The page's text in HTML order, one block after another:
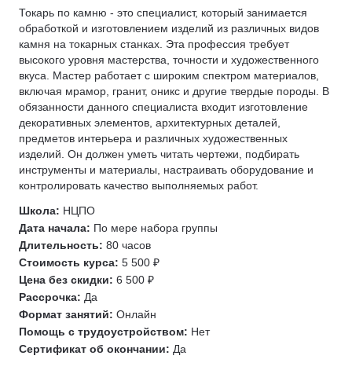
Технолог швейного производства
Социальная работа
Товароведение
Столярное дело
Сестринское дело
Холодильное оборудование
Водитель погрузчика
Портной
Полиграфолог
Сантехник
Электромеханик по лифтам
Слаботочные системы
Крановщик
ДОПОГ (ADR)
Кинолог
Архивное дело
Администратор салона красоты
Администратор спортивной организации
Гостиничный бизнес
Административно-хозяйственная деятельность (АХД)
Управление поставками
Управление безопасностью
Токарь по камню - это специалист, который занимается
обработкой и изготовлением изделий из различных видов
камня на токарных станках. Эта профессия требует
высокого уровня мастерства, точности и художественного
вкуса. Мастер работает с широким спектром материалов,
включая мрамор, гранит, оникс и другие твердые породы. В
обязанности данного специалиста входит изготовление
декоративных элементов, архитектурных деталей,
предметов интерьера и различных художественных
изделий. Он должен уметь читать чертежи, подбирать
инструменты и материалы, настраивать оборудование и
контролировать качество выполняемых работ.
Школа: НЦПО
Дата начала: По мере набора группы
Длительность: 80 часов
Стоимость курса: 5 500 ₽
Цена без скидки: 6 500 ₽
Рассрочка: Да
Формат занятий: Онлайн
Помощь с трудоустройством: Нет
Сертификат об окончании: Да